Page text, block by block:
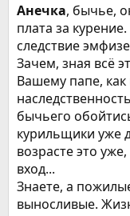
Анечка, бычье,
плата за
следствие
Зачем, зная всё
Вашему папе,
бычьего
курильщики уже
возрасте это
вход...
Знаете, а
выносливые.